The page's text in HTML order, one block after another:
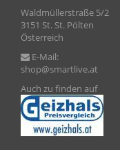
Waldmüllerstraße 5/2
3151 St. St. Pölten
Österreich
E-Mail:
shop@smartlive.at
Auch zu finden auf